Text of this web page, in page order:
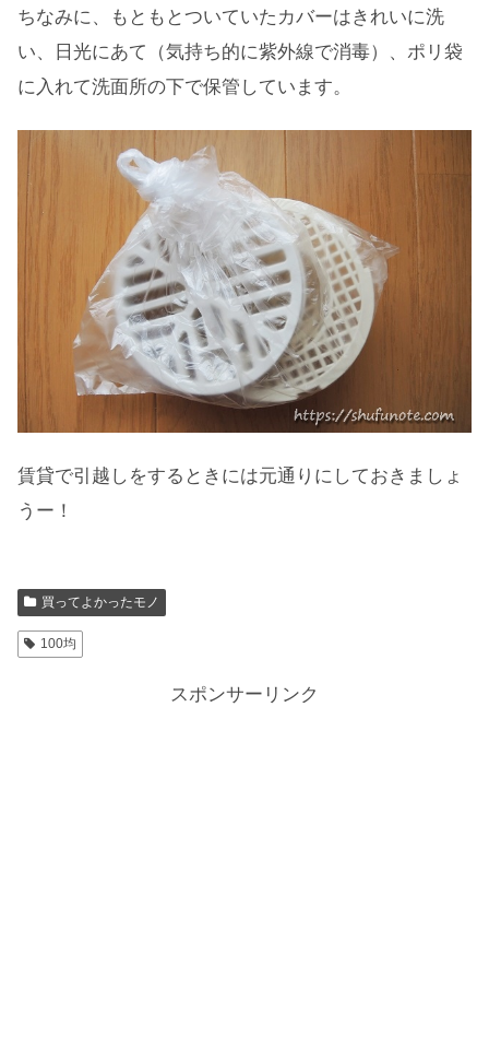
ちなみに、もともとついていたカバーはきれいに洗
い、日光にあて（気持ち的に紫外線で消毒）、ポリ袋
に入れて洗面所の下で保管しています。
賃貸で引越しをするときには元通りにしておきましょ
うー！
買ってよかったモノ
100均
スポンサーリンク